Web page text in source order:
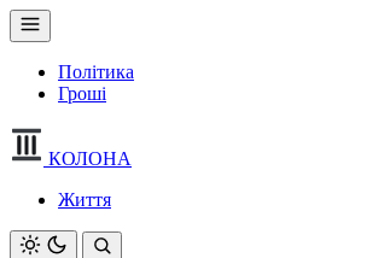
Політика
Гроші
КОЛОНА
Життя